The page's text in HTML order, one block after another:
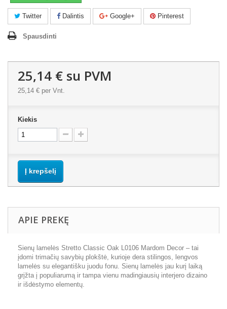
Twitter Dalintis Google+ Pinterest
Spausdinti
25,14 € su PVM
25,14 € per Vnt.
Kiekis
Į krepšelį
APIE PREKĘ
Sienų lamelės Stretto Classic Oak L0106 Mardom Decor – tai
įdomi trimačių savybių plokštė, kurioje dera stilingos, lengvos
lamelės su elegantišku juodu fonu. Sienų lamelės jau kurį laiką
grįžta į populiarumą ir tampa vienu madingiausių interjero dizaino
ir išdėstymo elementų.